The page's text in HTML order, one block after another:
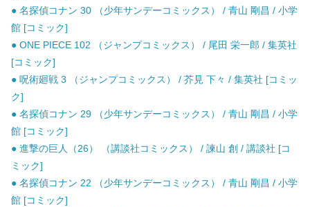
● 名探偵コナン 30 （少年サンデーコミックス） / 青山 剛昌 / 小学
館 [コミック]
● ONE PIECE 102 （ジャンプコミックス） / 尾田 栄一郎 / 集英社
[コミック]
● 呪術廻戦 3 （ジャンプコミックス） / 芥見 下々 / 集英社 [コミッ
ク]
● 名探偵コナン 29 （少年サンデーコミックス） / 青山 剛昌 / 小学
館 [コミック]
● 進撃の巨人（26） （講談社コミックス） / 諫山 創 / 講談社 [コ
ミック]
● 名探偵コナン 22 （少年サンデーコミックス） / 青山 剛昌 / 小学
館 [コミック]